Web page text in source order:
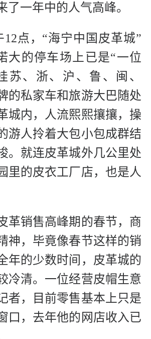
了一年中的人气高峰。
12点，“海宁中国皮革城”
大的停车场上已是“一位
苏、浙、沪、鲁、闽、
的私家车和旅游大巴随处
城内，人流熙熙攘攘，操
游人拎着大包小包成群结
。就连皮革城外几公里处
里的皮衣工厂店，也是人
革销售高峰期的春节，商
神，毕竟像春节这样的销
年的少数时间，皮革城的
冷清。一位经营皮帽生意
者，目前零售基本上只是
口，去年他的网店收入已